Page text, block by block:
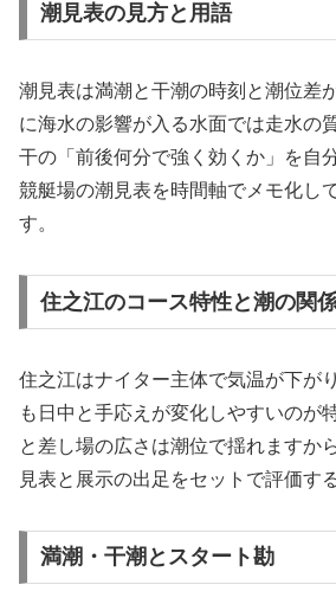
潮見表の見方と用語
潮見表は満潮と干潮の時刻と潮位差
に海水の影響が入る水面では走水の
干の「前後何分で強く効くか」を自
競艇場の潮見表を時間軸でメモ化し
す。
住之江のコース特性と潮の関
住之江はナイター主体で気温が下が
も日中と手応えが変化しやすいのが
と差し場の広さは潮位で揺れますか
見表と展示の出足をセットで評価す
満潮・干潮とスタート勘